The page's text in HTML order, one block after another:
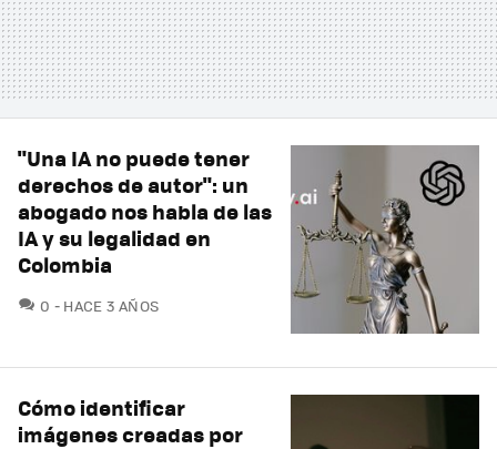
"Una IA no puede tener
derechos de autor": un
abogado nos habla de las
IA y su legalidad en
Colombia
0 COMENTARIOS
HACE 3 AÑOS
Cómo identificar
imágenes creadas por